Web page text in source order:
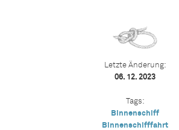
Letzte Änderung:
06. 12. 2023
Tags:
Binnenschiff
Binnenschifffahrt